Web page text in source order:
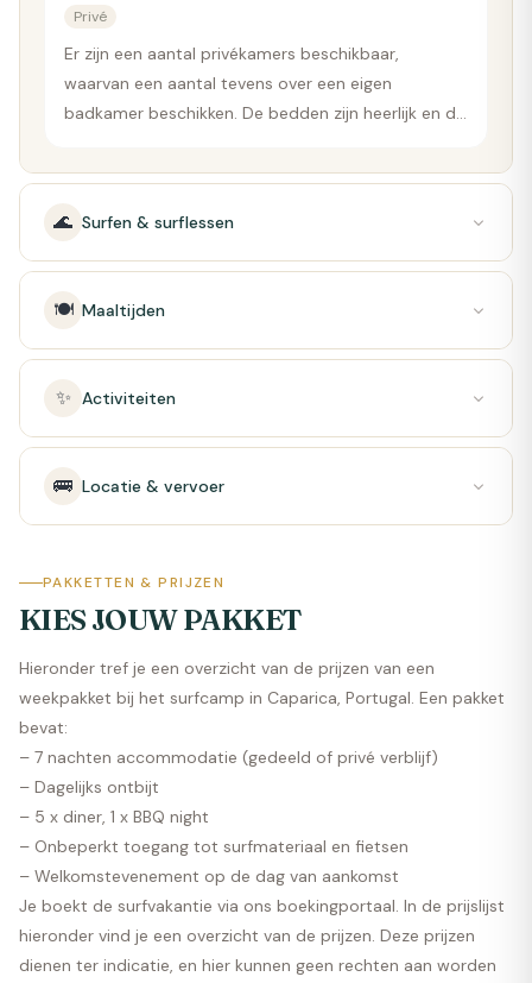
Privé
Er zijn een aantal privékamers beschikbaar,
waarvan een aantal tevens over een eigen
badkamer beschikken. De bedden zijn heerlijk en de
mogelijk om deze te boeken met 1 of 2 personen.
🌊 Surfen & surflessen
🍽️ Maaltijden
✨ Activiteiten
🚌 Locatie & vervoer
PAKKETTEN & PRIJZEN
KIES JOUW PAKKET
Hieronder tref je een overzicht van de prijzen van een
weekpakket bij het surfcamp in Caparica, Portugal. Een pakket
bevat:
– 7 nachten accommodatie (gedeeld of privé verblijf)
– Dagelijks ontbijt
– 5 x diner, 1 x BBQ night
– Onbeperkt toegang tot surfmateriaal en fietsen
– Welkomstevenement op de dag van aankomst
Je boekt de surfvakantie via ons boekingportaal. In de prijslijst
hieronder vind je een overzicht van de prijzen. Deze prijzen
dienen ter indicatie, en hier kunnen geen rechten aan worden